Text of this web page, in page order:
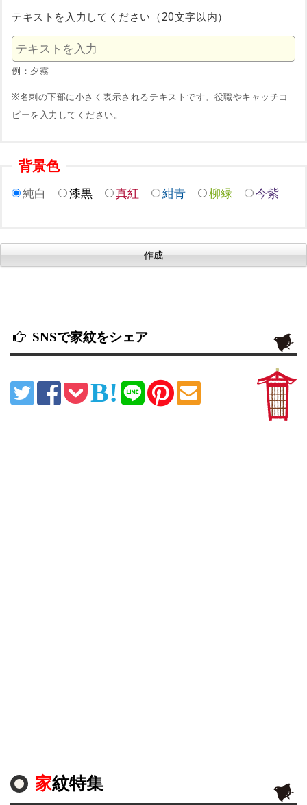
テキストを入力してください（20文字以内）
例：夕霧
※名刺の下部に小さく表示されるテキストです。役職やキャッチコ
ピーを入力してください。
背景色
純白 漆黒 真紅 紺青 柳緑 今紫
SNSで家紋をシェア
家紋特集